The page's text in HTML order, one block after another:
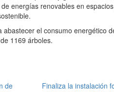
energías renovables en
el consumo energético
1169 árboles.
de
Finaliza la instalación